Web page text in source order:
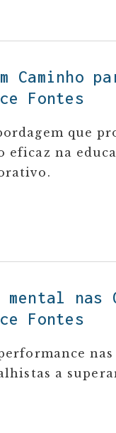
Fontes
que
eficaz na
nas
Fontes
a